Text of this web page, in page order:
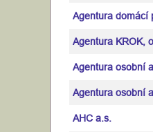
Agentura domácí
Agentura KROK,
Agentura osobní
Agentura osobní
AHC a.s.